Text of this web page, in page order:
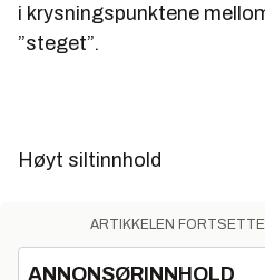
i krysningspunktene
”steget”.
Høyt siltinnhold
ARTIKKELEN
ANNONSØRINNHOLD